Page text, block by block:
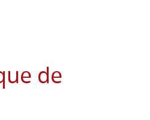
de